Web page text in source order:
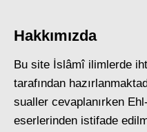
Hakkımızda
Bu site İslâmî ilimlerde
tarafından
sualler cevaplanırken
eserlerinden istifade